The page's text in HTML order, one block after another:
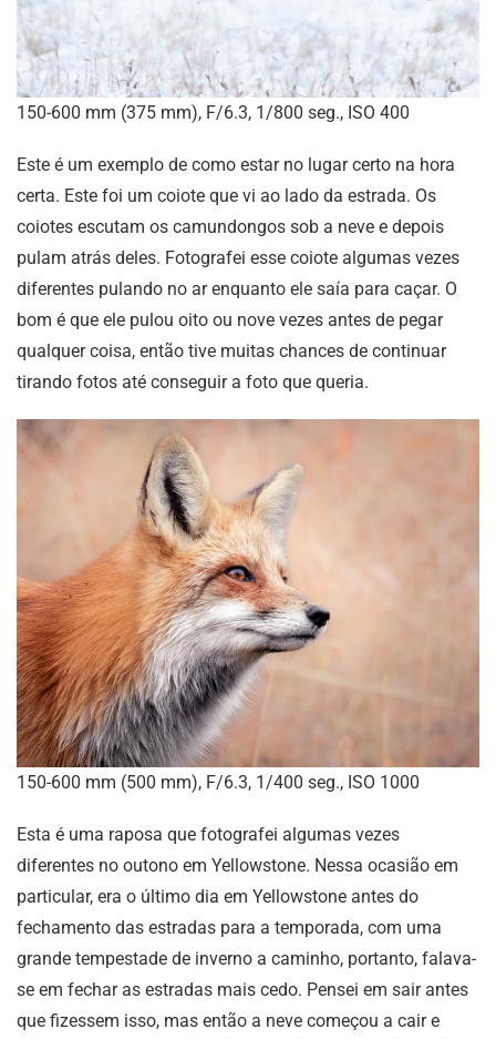
150-600 mm (375 mm), F/6.3, 1/800 seg., ISO 400
Este é um exemplo de como estar no lugar certo na hora
certa. Este foi um coiote que vi ao lado da estrada. Os
coiotes escutam os camundongos sob a neve e depois
pulam atrás deles. Fotografei esse coiote algumas vezes
diferentes pulando no ar enquanto ele saía para caçar. O
bom é que ele pulou oito ou nove vezes antes de pegar
qualquer coisa, então tive muitas chances de continuar
tirando fotos até conseguir a foto que queria.
150-600 mm (500 mm), F/6.3, 1/400 seg., ISO 1000
Esta é uma raposa que fotografei algumas vezes
diferentes no outono em Yellowstone. Nessa ocasião em
particular, era o último dia em Yellowstone antes do
fechamento das estradas para a temporada, com uma
grande tempestade de inverno a caminho, portanto, falava-
se em fechar as estradas mais cedo. Pensei em sair antes
que fizessem isso, mas então a neve começou a cair e